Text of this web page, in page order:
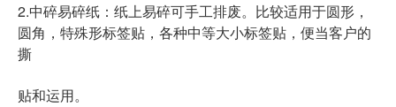
2.中碎易碎纸：纸上易碎可手工排废。比较适用于圆形，
圆角，特殊形标签贴，各种中等大小标签贴，便当客户的
撕
贴和运用。